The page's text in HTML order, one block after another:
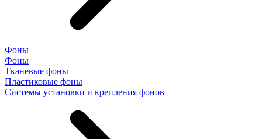
Фоны
Фоны
Тканевые фоны
Пластиковые фоны
Системы установки и крепления фонов